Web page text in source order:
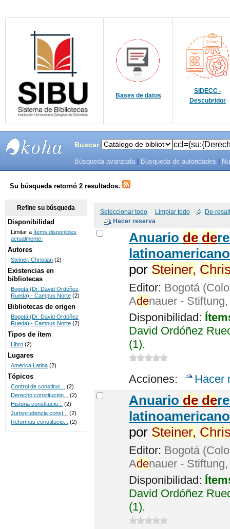
Bases de datos
SIDECC -
Descubridor
SISTEMAS
DE
BIBLIOTECAS
UNICOC
Buscar
Búsqueda avanzada Búsqueda de autoridades
Su búsqueda retornó 2 resultados.
Seleccionar todo Limpiar todo De-
Anuario de de
por Steiner,
Editor: Bogotá
Adenauer -
Disponibilidad:
David Ordóñez
(1).
Acciones: Hacer
Anuario de de
por Steiner,
Editor: Bogotá
Adenauer -
Disponibilidad:
David Ordóñez
(1).
Refine su búsqueda
Disponibilidad
Limitar a ítems disponibles
actualmente.
Autores
Steiner, Christian (2)
Existencias en
bibliotecas
Bogotá (Dr. David Ordóñez
Rueda) - Campus Norte (2)
Bibliotecas de origen
Bogotá (Dr. David Ordóñez
Rueda) - Campus Norte (2)
Tipos de ítem
Libro (2)
Lugares
América Latina (2)
Tópicos
Control de constituc...
(2)
Derecho constitucion...
(2)
Historia constitucio... (2)
Jurisprudencia const...
(2)
Reformas constitucio...
(2)